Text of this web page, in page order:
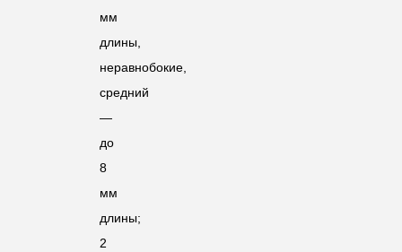
мм
длины,
неравнобокие,
средний
—
до
8
мм
длины;
2